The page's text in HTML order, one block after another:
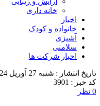
خانه داری
اخبار
خانواده و کودک
آشپزی
سلامتی
اخبار شرکت ها
تاریخ انتشار : شنبه 27 آوریل 2024 - 14:04
کد خبر : 3901
0 نظر